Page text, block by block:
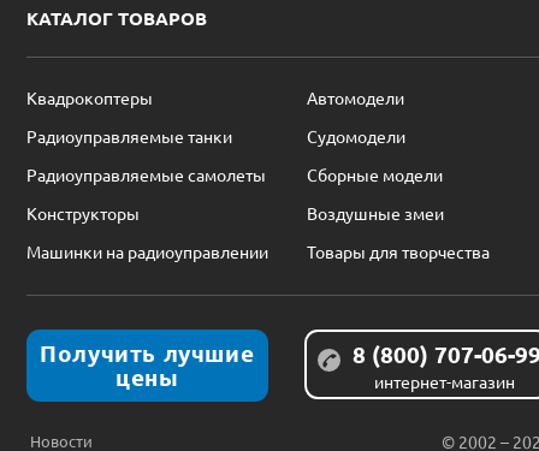
КАТАЛОГ ТОВАРОВ
Квадрокоптеры
Автомодели
Радиоуправляемые танки
Судомодели
Радиоуправляемые самолеты
Сборные модели
Конструкторы
Воздушные змеи
Машинки на радиоуправлении
Товары для творчества
Получить лучшие
цены
8 (800) 707-06-
интернет-магазин
Новости
© 2002 –